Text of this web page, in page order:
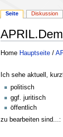
Zur
springen
Zur
springen
Home Hauptseite/
Ich sehe aktuell,
politisch
ggf. juritisch
öffentlich
zu bearbeiten sind...:
Seite Diskussion